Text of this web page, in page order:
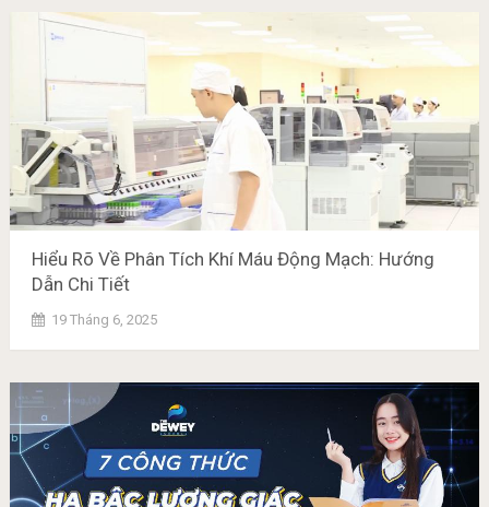
Hiểu Rõ Về Phân Tích Khí Máu Động Mạch: Hướng
Dẫn Chi Tiết
19 Tháng 6, 2025